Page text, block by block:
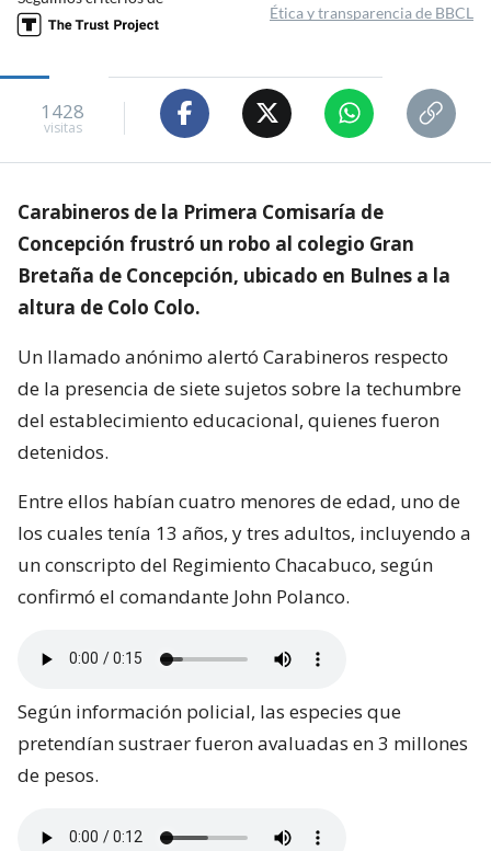
Ética y transparencia de BBCL
1428
visitas
Carabineros de la Primera Comisaría de
Concepción frustró un robo al colegio Gran
Bretaña de Concepción, ubicado en Bulnes a la
altura de Colo Colo.
Un llamado anónimo alertó Carabineros respecto
de la presencia de siete sujetos sobre la techumbre
del establecimiento educacional, quienes fueron
detenidos.
Entre ellos habían cuatro menores de edad, uno de
los cuales tenía 13 años, y tres adultos, incluyendo a
un conscripto del Regimiento Chacabuco, según
confirmó el comandante John Polanco.
Según información policial, las especies que
pretendían sustraer fueron avaluadas en 3 millones
de pesos.